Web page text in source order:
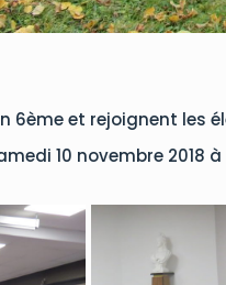
et rejoignent les
10 novembre 2018 à